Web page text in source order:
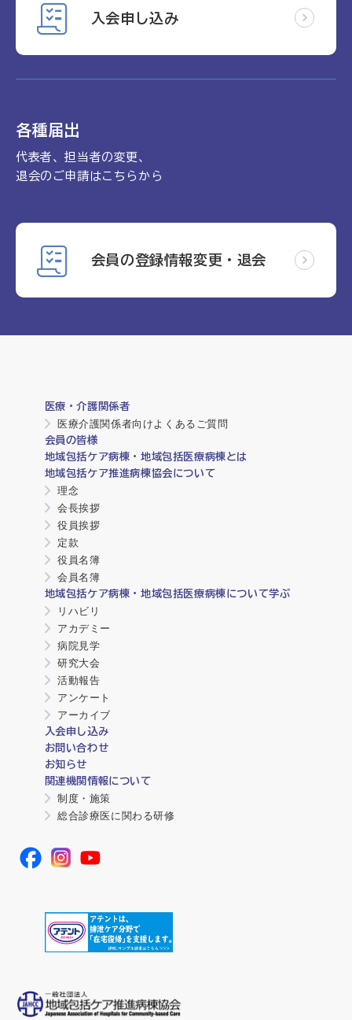
入会申し込み
各種届出
代表者、担当者の変更、
退会のご申請はこちらから
会員の登録情報変更・退会
医療・介護関係者
医療介護関係者向けよくあるご質問
会員の皆様
地域包括ケア病棟・地域包括医療病棟とは
地域包括ケア推進病棟協会について
理念
会長挨拶
役員挨拶
定款
役員名簿
会員名簿
地域包括ケア病棟・地域包括医療病棟について学ぶ
リハビリ
アカデミー
病院見学
研究大会
活動報告
アンケート
アーカイブ
入会申し込み
お問い合わせ
お知らせ
関連機関情報について
制度・施策
総合診療医に関わる研修